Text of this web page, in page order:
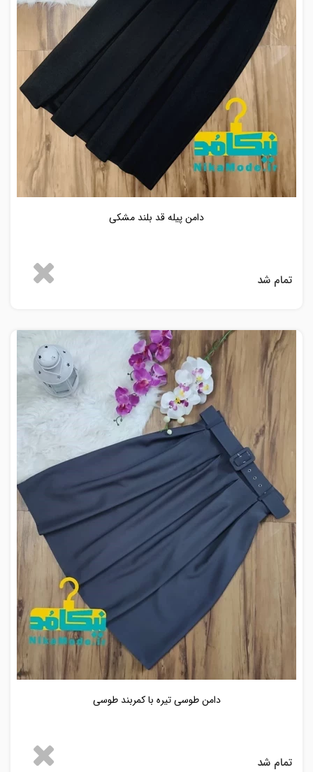
دامن پیله قد بلند مشکی
تمام شد
دامن طوسی تیره با کمربند طوسی
تمام شد